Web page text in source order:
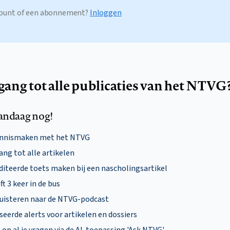
of een abonnement? Inloggen
tot alle publicaties van het
nog!
met het NTVG
tot alle artikelen
toets maken bij een nascholingsartikel
3 keer in de bus
naar de NTVG-podcast
alerts voor artikelen en dossiers